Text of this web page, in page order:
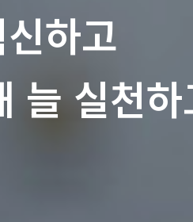
하고
늘 실천